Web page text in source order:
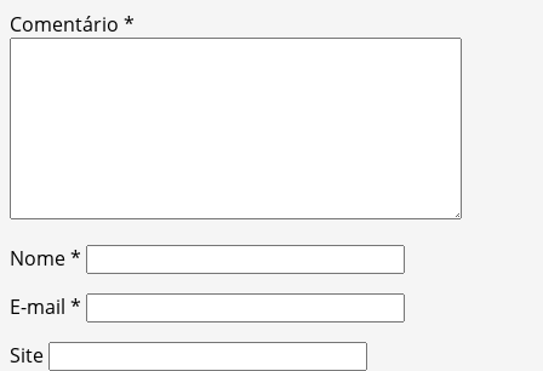
Comentário *
Nome*
E-mail *
Site